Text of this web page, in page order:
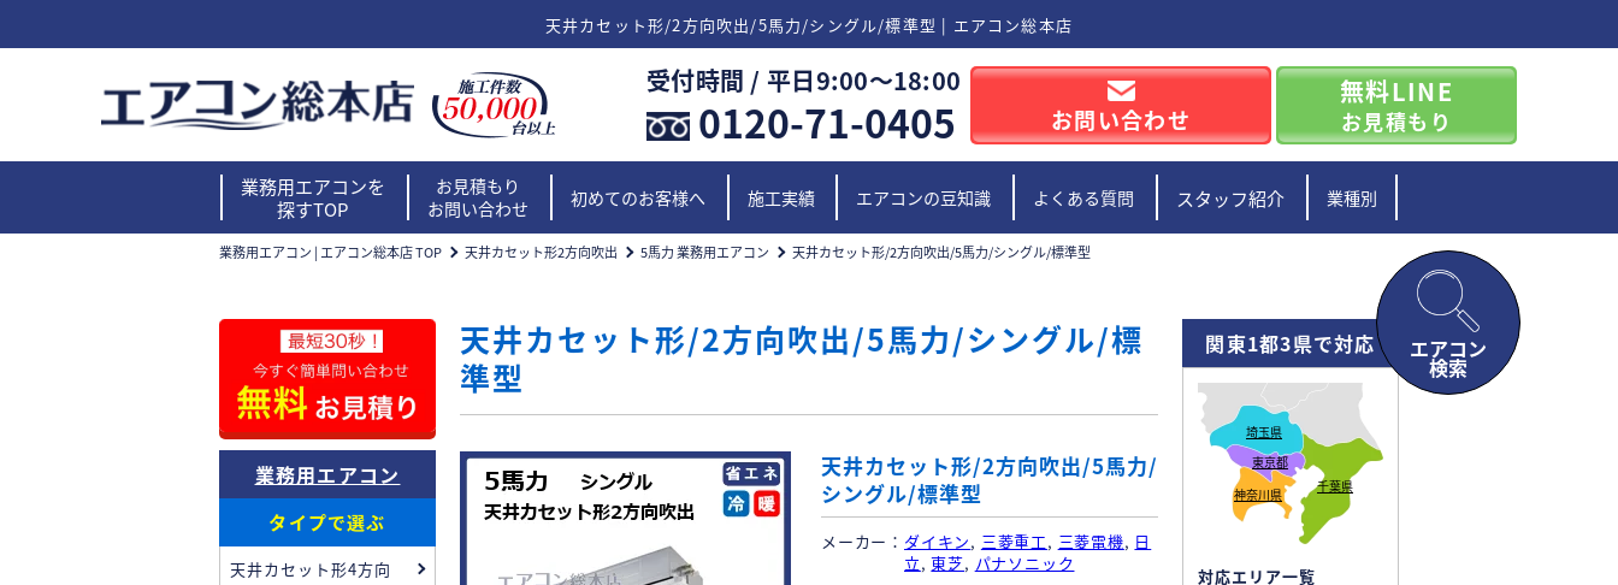
天井カセット形/2方向吹出/5馬力/シングル/標準型 | エアコン総本店
受付時間 / 平日9:00〜18:00
0120-71-0405 お問い合わせ
無料LINE
お見積もり
業務用エアコンを
探すTOP
お見積もり
お問い合わせ
初めてのお客様へ 施工実績 エアコンの豆知識 よくある質問 スタッフ紹介 業種別
エアコン
検索
業務用エアコン | エアコン総本店 TOP 天井カセット形2方向吹出 5馬力 業務用エアコン 天井カセット形/2方向吹出/5馬力/シングル/標準型
天井カセット形/2方向吹出/5馬力/シングル/標
準型
天井カセット形/2方向吹出/5馬力/
シングル/標準型
メーカー ダイキン, 三菱重工, 三菱電機, 日
立,東芝, パナソニック
業務用エアコン
タイプで選ぶ
天井カセット形4方向
関東1都3県で対応
東京都
埼玉県
神奈川県 千葉県
対応エリア一覧